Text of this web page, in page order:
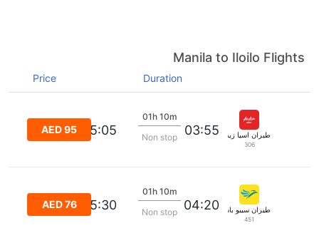
Manila to Iloilo Flights
Duration
Price
طيران اسيا زيست
306
03:55
01h 10m
Non stop
05:05
AED 95
طيران سيبو باسفيك
451
04:20
01h 10m
Non stop
05:30
AED 76